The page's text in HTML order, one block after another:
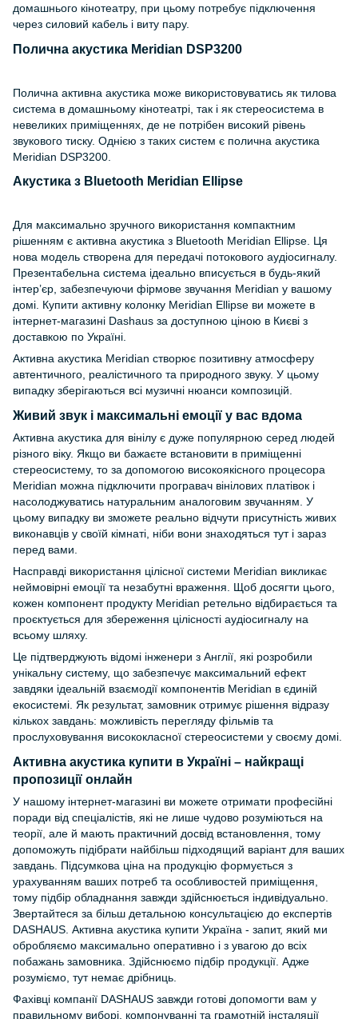
домашнього кінотеатру, при цьому потребує підключення
через силовий кабель і виту пару.
Полична акустика Meridian DSP3200
Полична активна акустика може використовуватись як тилова
система в домашньому кінотеатрі, так і як стереосистема в
невеликих приміщеннях, де не потрібен високий рівень
звукового тиску. Однією з таких систем є полична акустика
Meridian DSP3200.
Акустика з Bluetooth Meridian Ellipse
Для максимально зручного використання компактним
рішенням є активна акустика з Bluetooth Meridian Ellipse. Ця
нова модель створена для передачі потокового аудіосигналу.
Презентабельна система ідеально вписується в будь-який
інтер’єр, забезпечуючи фірмове звучання Meridian у вашому
домі. Купити активну колонку Meridian Ellipse ви можете в
інтернет-магазині Dashaus за доступною ціною в Києві з
доставкою по Україні.
Активна акустика Meridian створює позитивну атмосферу
автентичного, реалістичного та природного звуку. У цьому
випадку зберігаються всі музичні нюанси композицій.
Живий звук і максимальні емоції у вас вдома
Активна акустика для вінілу є дуже популярною серед людей
різного віку. Якщо ви бажаєте встановити в приміщенні
стереосистему, то за допомогою високоякісного процесора
Meridian можна підключити програвач вінілових платівок і
насолоджуватись натуральним аналоговим звучанням. У
цьому випадку ви зможете реально відчути присутність живих
виконавців у своїй кімнаті, ніби вони знаходяться тут і зараз
перед вами.
Насправді використання цілісної системи Meridian викликає
неймовірні емоції та незабутні враження. Щоб досягти цього,
кожен компонент продукту Meridian ретельно відбирається та
проєктується для збереження цілісності аудіосигналу на
всьому шляху.
Це підтверджують відомі інженери з Англії, які розробили
унікальну систему, що забезпечує максимальний ефект
завдяки ідеальній взаємодії компонентів Meridian в єдиній
екосистемі. Як результат, замовник отримує рішення відразу
кількох завдань: можливість перегляду фільмів та
прослуховування висококласної стереосистеми у своєму домі.
Активна акустика купити в Україні – найкращі
пропозиції онлайн
У нашому інтернет-магазині ви можете отримати професійні
поради від спеціалістів, які не лише чудово розуміються на
теорії, але й мають практичний досвід встановлення, тому
допоможуть підібрати найбільш підходящий варіант для ваших
завдань. Підсумкова ціна на продукцію формується з
урахуванням ваших потреб та особливостей приміщення,
тому підбір обладнання завжди здійснюється індивідуально.
Звертайтеся за більш детальною консультацією до експертів
DASHAUS. Активна акустика купити Україна - запит, який ми
обробляємо максимально оперативно і з увагою до всіх
побажань замовника. Здійснюємо підбір продукції. Адже
розуміємо, тут немає дрібниць.
Фахівці компанії DASHAUS завжди готові допомогти вам у
правильному виборі, компонуванні та грамотній інсталяції